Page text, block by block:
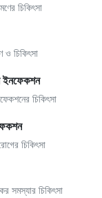
চিকিৎসা
ও চিকিৎসা
ইনফেকশন
চিকিৎসা
চিকিৎসা
সমস্যার চিকিৎসা